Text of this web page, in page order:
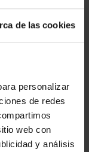
de las cookies
personalizar
de redes
web con
y análisis